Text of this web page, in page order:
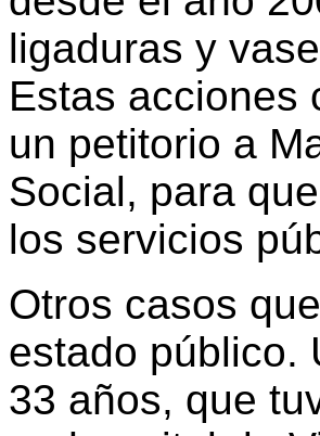
ligaduras y
Estas acciones
un petitorio a
Social, para
los servicios
Otros casos
estado público.
33 años, que